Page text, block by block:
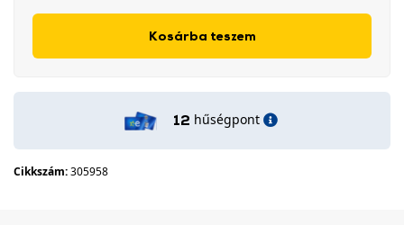
Kosárba teszem
12 hűségpont
Cikkszám:305958